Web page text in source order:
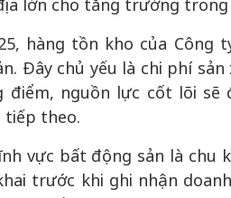
lớn cho tăng trưởng trong
hàng tồn kho của Công
Đây chủ yếu là chi phí
nguồn lực cốt lõi sẽ
theo.
vực bất động sản là chu
trước khi ghi nhận